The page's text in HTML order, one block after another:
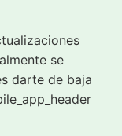
se
darte de baja